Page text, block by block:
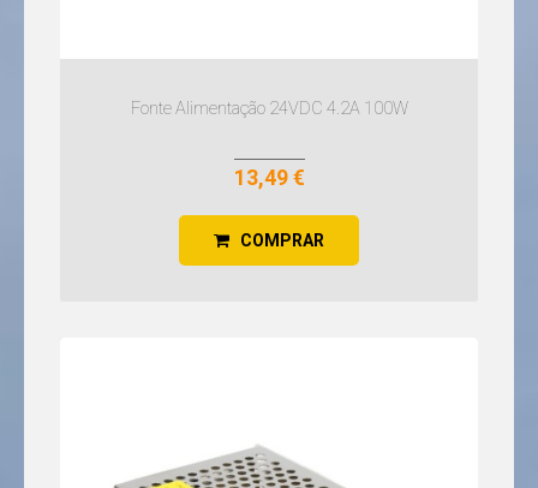
Fonte Alimentação 24VDC 4.2A 100W
13,49 €
COMPRAR